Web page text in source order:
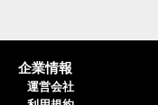
企業情報
運営会社